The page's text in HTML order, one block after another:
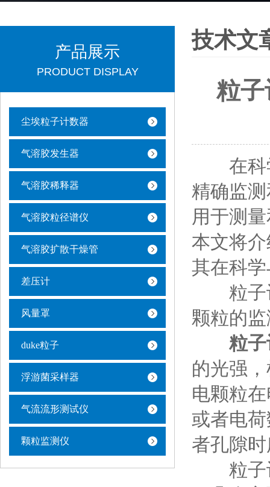
产品展示
PRODUCT DISPLAY
尘埃粒子计数器
气溶胶发生器
气溶胶稀释器
气溶胶粒径谱仪
气溶胶扩散干燥管
差压计
风量罩
duke粒子
浮游菌采样器
气流流形测试仪
颗粒监测仪
技术文
粒
在科学
精确监
用于测
本文将
其在科
粒子计
颗粒的
粒
的光强
电颗粒
或者电
者孔隙
粒子计